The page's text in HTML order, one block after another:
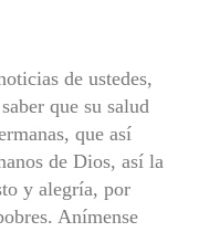
de ustedes,
que su salud
que así
de Dios, así la
y alegría, por
Anímense